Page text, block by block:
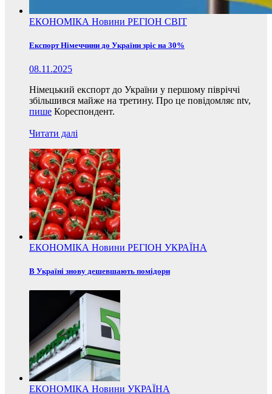
ЕКОНОМІКА Новини РЕГІОН СВІТ
Експорт Німеччини до України зріс на 30%
08.11.2025
Німецький експорт до України у першому півріччі
збільшився майже на третину. Про це повідомляє ntv,
пише Кореспондент.
Читати далі
ЕКОНОМІКА Новини РЕГІОН УКРАЇНА
В Україні знову дешевшають помідори
ЕКОНОМІКА Новини УКРАЇНА